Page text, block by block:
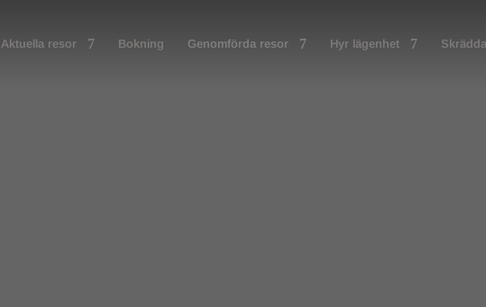
Aktuella resor Bokning Genomförda resor Hyr lägenhet